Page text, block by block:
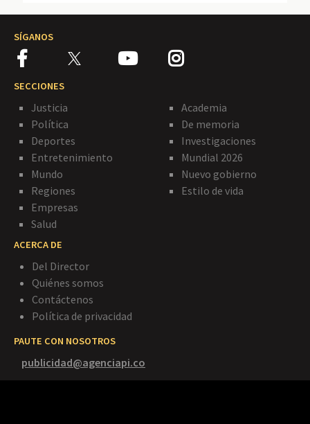
SÍGANOS
SECCIONES
Justicia
Política
Deportes
Entretenimiento
Mundo
Regiones
Empresas
Salud
Academia
De memoria
Investigaciones
Mundial 2026
Nuevo gobierno
Estilo de vida
ACERCA DE
Del Director
Quiénes somos
Contáctenos
Política de privacidad
PAUTE CON NOSOTROS
publicidad@agenciapi.co